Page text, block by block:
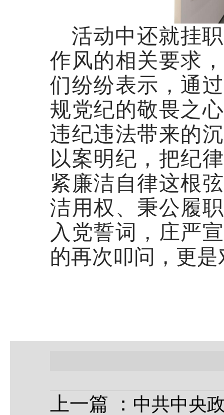
活动中还就挂
作风的相关要求
们纷纷表示，通
规党纪的敬畏之
违纪违法带来的
以案明纪，把纪
紧廉洁自律这根
洁用权、秉公履
入党誓词，庄严
的再次叩问，更
上一篇 ： 中共中央